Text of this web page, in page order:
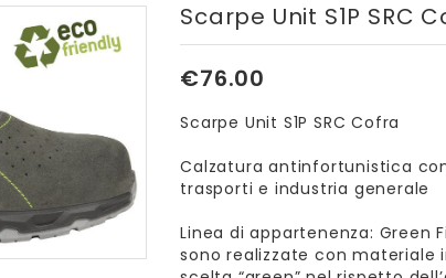
Scarpe Unit S1P SRC
€76.00
Scarpe Unit S1P SRC Cofra
Calzatura antinfortunistica
trasporti e industria generale
Linea di appartenenza: Green
sono realizzate con materiale